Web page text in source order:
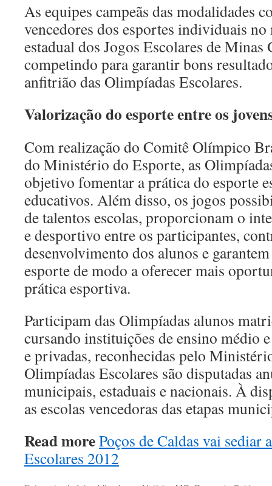
As equipes campeãs das modalidades
vencedores dos esportes individuais
estadual dos Jogos Escolares de Minas
competindo para garantir bons
anfitrião das Olimpíadas Escolares.
Valorização do esporte entre os
Com realização do Comitê Olímpico
do Ministério do Esporte, as
objetivo fomentar a prática do esporte
educativos. Além disso, os jogos
de talentos escolas, proporcionam o
e desportivo entre os participantes,
desenvolvimento dos alunos e
esporte de modo a oferecer mais
prática esportiva.
Participam das Olimpíadas alunos
cursando instituições de ensino médio
e privadas, reconhecidas pelo
Olimpíadas Escolares são disputadas
municipais, estaduais e nacionais. À
as escolas vencedoras das etapas
Read morePoços de Caldas vai sediar
Escolares 2012